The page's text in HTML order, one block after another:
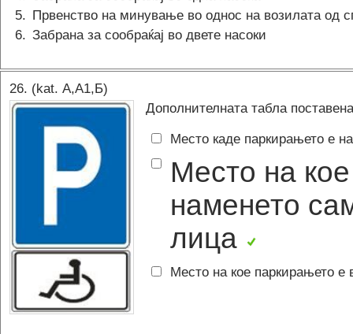
5. Првенство на минување во однос на возилата од
6. Забрана за сообраќај во двете насоки
26. (kat. А,A1,Б)
Дополнителната табла
Место каде паркирањето е
Место на
наменето
лица
Место на кое паркирањето е